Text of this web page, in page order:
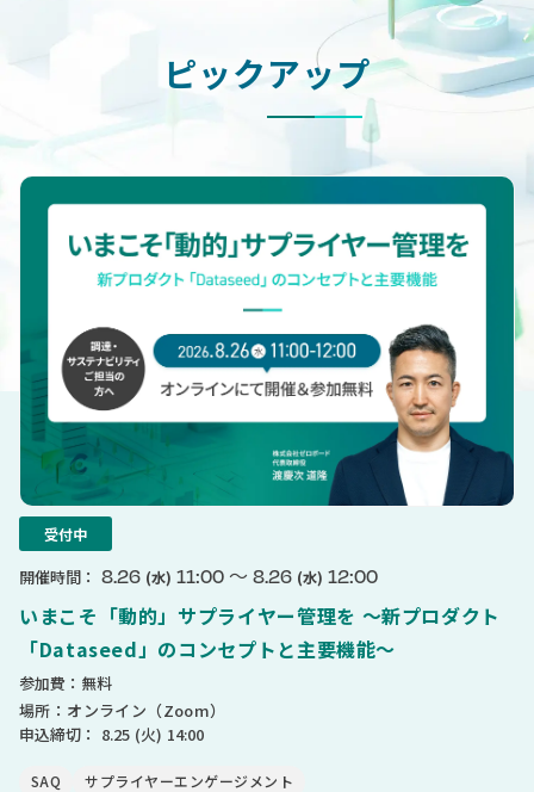
ピックアップ
受付中
開催時間： 8.26 (水) 11:00 〜 8.26 (水) 12:00
いまこそ「動的」サプライヤー管理を 〜新プロダクト
「Dataseed」のコンセプトと主要機能〜
参加費：無料
場所：オンライン（Zoom）
申込締切： 8.25 (火) 14:00
SAQ サプライヤーエンゲージメント